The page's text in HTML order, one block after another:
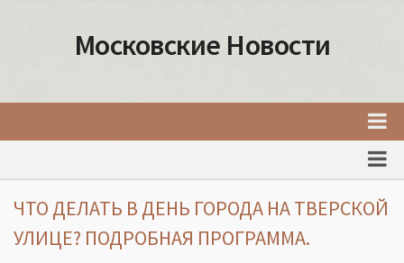
Московские Новости
События Москвы
ЧТО ДЕЛАТЬ В ДЕНЬ ГОРОДА НА ТВЕРСКОЙ
УЛИЦЕ? ПОДРОБНАЯ ПРОГРАММА.